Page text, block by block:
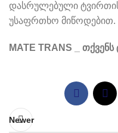
დასრულებული
უსაფრთხო მიწოდებით.
MATE TRANS თქვენს
Newer